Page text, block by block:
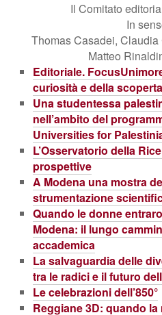
Il Comitato
In
Thomas Casadei,
Matteo
Editoriale.
curiosità e della scoperta
Una studentessa
nell’ambito del
Universities for
L’Osservatorio della
prospettive
A Modena una mostra
strumentazione
Quando le donne
Modena: il lungo
accademica
La salvaguardia delle
tra le radici e il futuro
Le celebrazioni dell’850°
Reggiane 3D: quando